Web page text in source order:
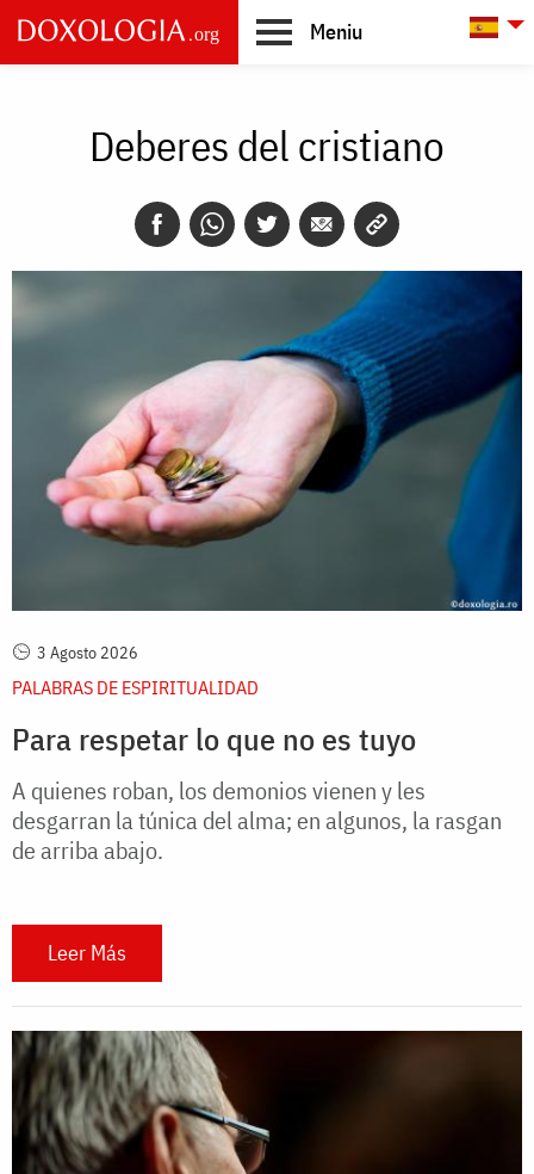
Skip to main content
Meniu
Deberes del cristiano
3 Agosto 2026
PALABRAS DE ESPIRITUALIDAD
Para respetar lo que no es tuyo
A quienes roban, los demonios vienen y les
desgarran la túnica del alma; en algunos, la rasgan
de arriba abajo.
Leer Más